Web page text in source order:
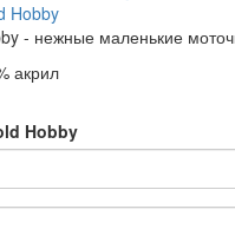
Hobby
- нежные маленькие
акрил
Hobby